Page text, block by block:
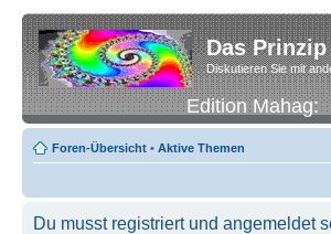
Das
Diskutieren Sie mit
Edition Mahag:
Foren-Übersicht • Aktive Themen
Du musst registriert und angemeldet